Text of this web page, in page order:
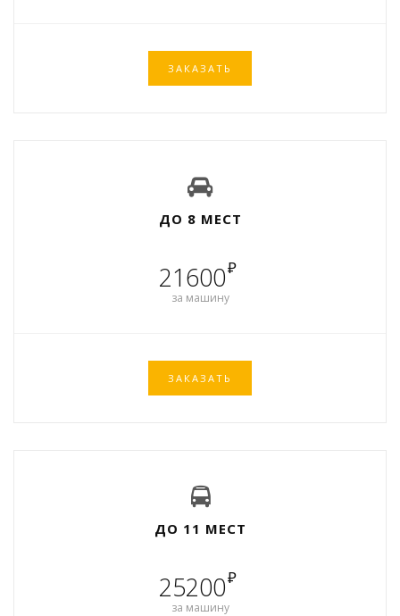
ЗАКАЗАТЬ
ДО 8 МЕСТ
21600₽
за машину
ЗАКАЗАТЬ
ДО 11 МЕСТ
25200₽
за машину